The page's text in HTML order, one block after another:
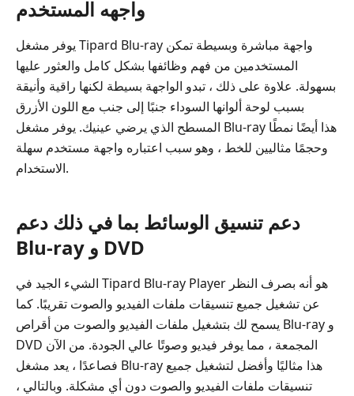
واجهه المستخدم
يوفر مشغل Tipard Blu-ray واجهة مباشرة وبسيطة تمكن
المستخدمين من فهم وظائفها بشكل كامل والعثور عليها
بسهولة. علاوة على ذلك ، تبدو الواجهة بسيطة لكنها راقية وأنيقة
بسبب لوحة ألوانها السوداء جنبًا إلى جنب مع اللون الأزرق
المسطح الذي يرضي عينيك. يوفر مشغل Blu-ray هذا أيضًا نمطًا
وحجمًا مثاليين للخط ، وهو سبب اعتباره واجهة مستخدم سهلة
الاستخدام.
دعم تنسيق الوسائط بما في ذلك دعم
Blu-ray و DVD
الشيء الجيد في Tipard Blu-ray Player هو أنه بصرف النظر
عن تشغيل جميع تنسيقات ملفات الفيديو والصوت تقريبًا. كما
يسمح لك بتشغيل ملفات الفيديو والصوت من أقراص Blu-ray و
DVD المجمعة ، مما يوفر فيديو وصوتًا عالي الجودة. من الآن
فصاعدًا ، يعد مشغل Blu-ray هذا مثاليًا وأفضل لتشغيل جميع
تنسيقات ملفات الفيديو والصوت دون أي مشكلة. وبالتالي ،